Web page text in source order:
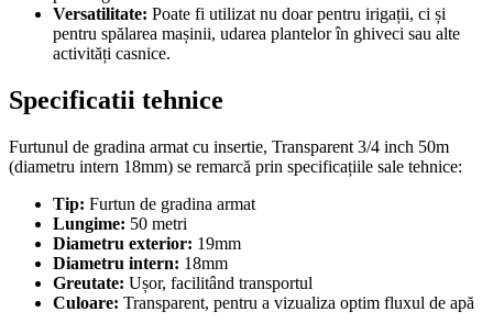
Versatilitate: Poate fi utilizat nu doar pentru irigații, ci și
pentru spălarea mașinii, udarea plantelor în ghiveci sau alte
activități casnice.
Specificatii tehnice
Furtunul de gradina armat cu insertie, Transparent 3/4 inch 50m
(diametru intern 18mm) se remarcă prin specificațiile sale tehnice:
Tip: Furtun de gradina armat
Lungime: 50 metri
Diametru exterior: 19mm
Diametru intern: 18mm
Greutate: Ușor, facilitând transportul
Culoare: Transparent, pentru a vizualiza optim fluxul de apă